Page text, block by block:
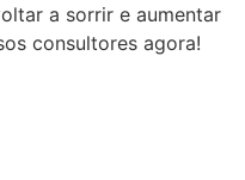
a sorrir e aumentar
consultores agora!